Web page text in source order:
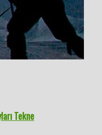
Tekne